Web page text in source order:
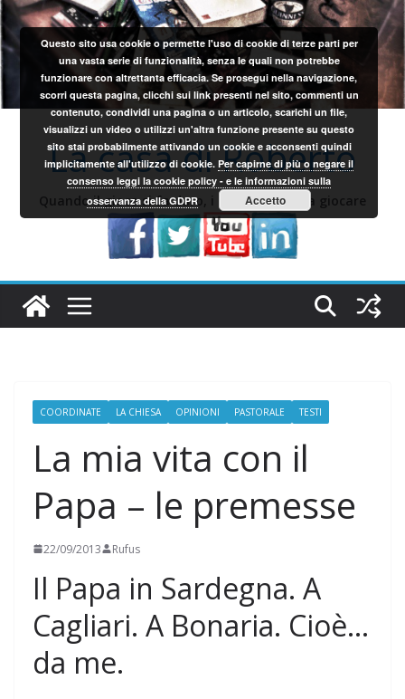
Salta
al
contenuto
La casa di Roberto
Quando il gioco si fa duro, i sardi iniziano a giocare
COORDINATE LA CHIESA OPINIONI PASTORALE TESTI
La mia vita con il
Papa – le premesse
22/09/2013 Rufus
Il Papa in Sardegna. A
Cagliari. A Bonaria. Cioè…
da me.
Questo sito usa cookie o permette l'uso di cookie di terze parti per
una vasta serie di funzionalità, senza le quali non potrebbe
funzionare con altrettanta efficacia. Se prosegui nella navigazione,
scorri questa pagina, clicchi sui link presenti nel sito, commenti un
contenuto, condividi una pagina o un articolo, scarichi un file,
visualizzi un video o utilizzi un'altra funzione presente su questo
sito stai probabilmente attivando un cookie e acconsenti quindi
implicitamente all'utilizzo di cookie.Per capirne di più o negare il
consenso leggi la cookie policy - e le informazioni sulla
osservanza della GDPR
Accetto